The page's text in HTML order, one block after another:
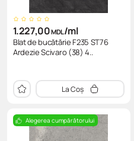
1.227,00MDL/ml
Blat de bucătărie F235 ST76
Ardezie Scivaro (38) 4..
La Coș
Alegerea cumpărătorului